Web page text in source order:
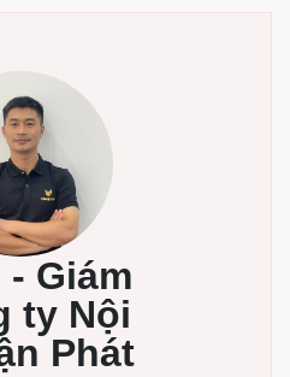
Giám
ty Nội
Phát